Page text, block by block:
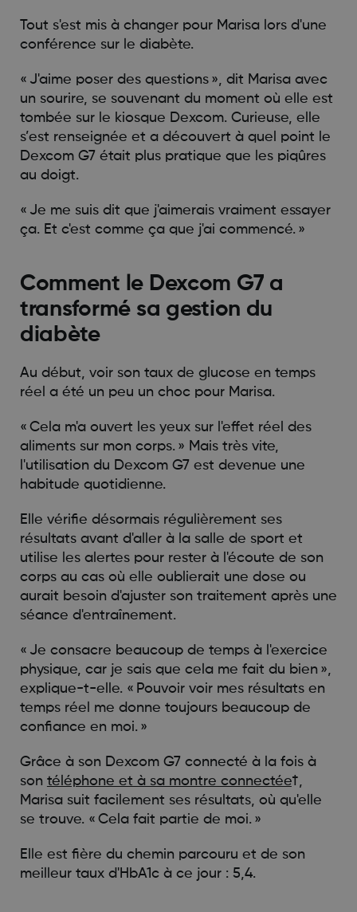
Tout s'est mis à changer pour Marisa lors d'une
conférence sur le diabète.
« J'aime poser des questions », dit Marisa avec
un sourire, se souvenant du moment où elle est
tombée sur le kiosque Dexcom. Curieuse, elle
s’est renseignée et a découvert à quel point le
Dexcom G7 était plus pratique que les piqûres
au doigt.
« Je me suis dit que j'aimerais vraiment essayer
ça. Et c'est comme ça que j'ai commencé. »
Comment le Dexcom G7 a
transformé sa gestion du
diabète
Au début, voir son taux de glucose en temps
réel a été un peu un choc pour Marisa.
« Cela m'a ouvert les yeux sur l'effet réel des
aliments sur mon corps. » Mais très vite,
l'utilisation du Dexcom G7 est devenue une
habitude quotidienne.
Elle vérifie désormais régulièrement ses
résultats avant d'aller à la salle de sport et
utilise les alertes pour rester à l'écoute de son
corps au cas où elle oublierait une dose ou
aurait besoin d'ajuster son traitement après une
séance d'entraînement.
« Je consacre beaucoup de temps à l'exercice
physique, car je sais que cela me fait du bien »,
explique-t-elle. « Pouvoir voir mes résultats en
temps réel me donne toujours beaucoup de
confiance en moi. »
Grâce à son Dexcom G7 connecté à la fois à
son téléphone et à sa montre connectée†,
Marisa suit facilement ses résultats, où qu'elle
se trouve. « Cela fait partie de moi. »
Elle est fière du chemin parcouru et de son
meilleur taux d'HbA1c à ce jour : 5,4.